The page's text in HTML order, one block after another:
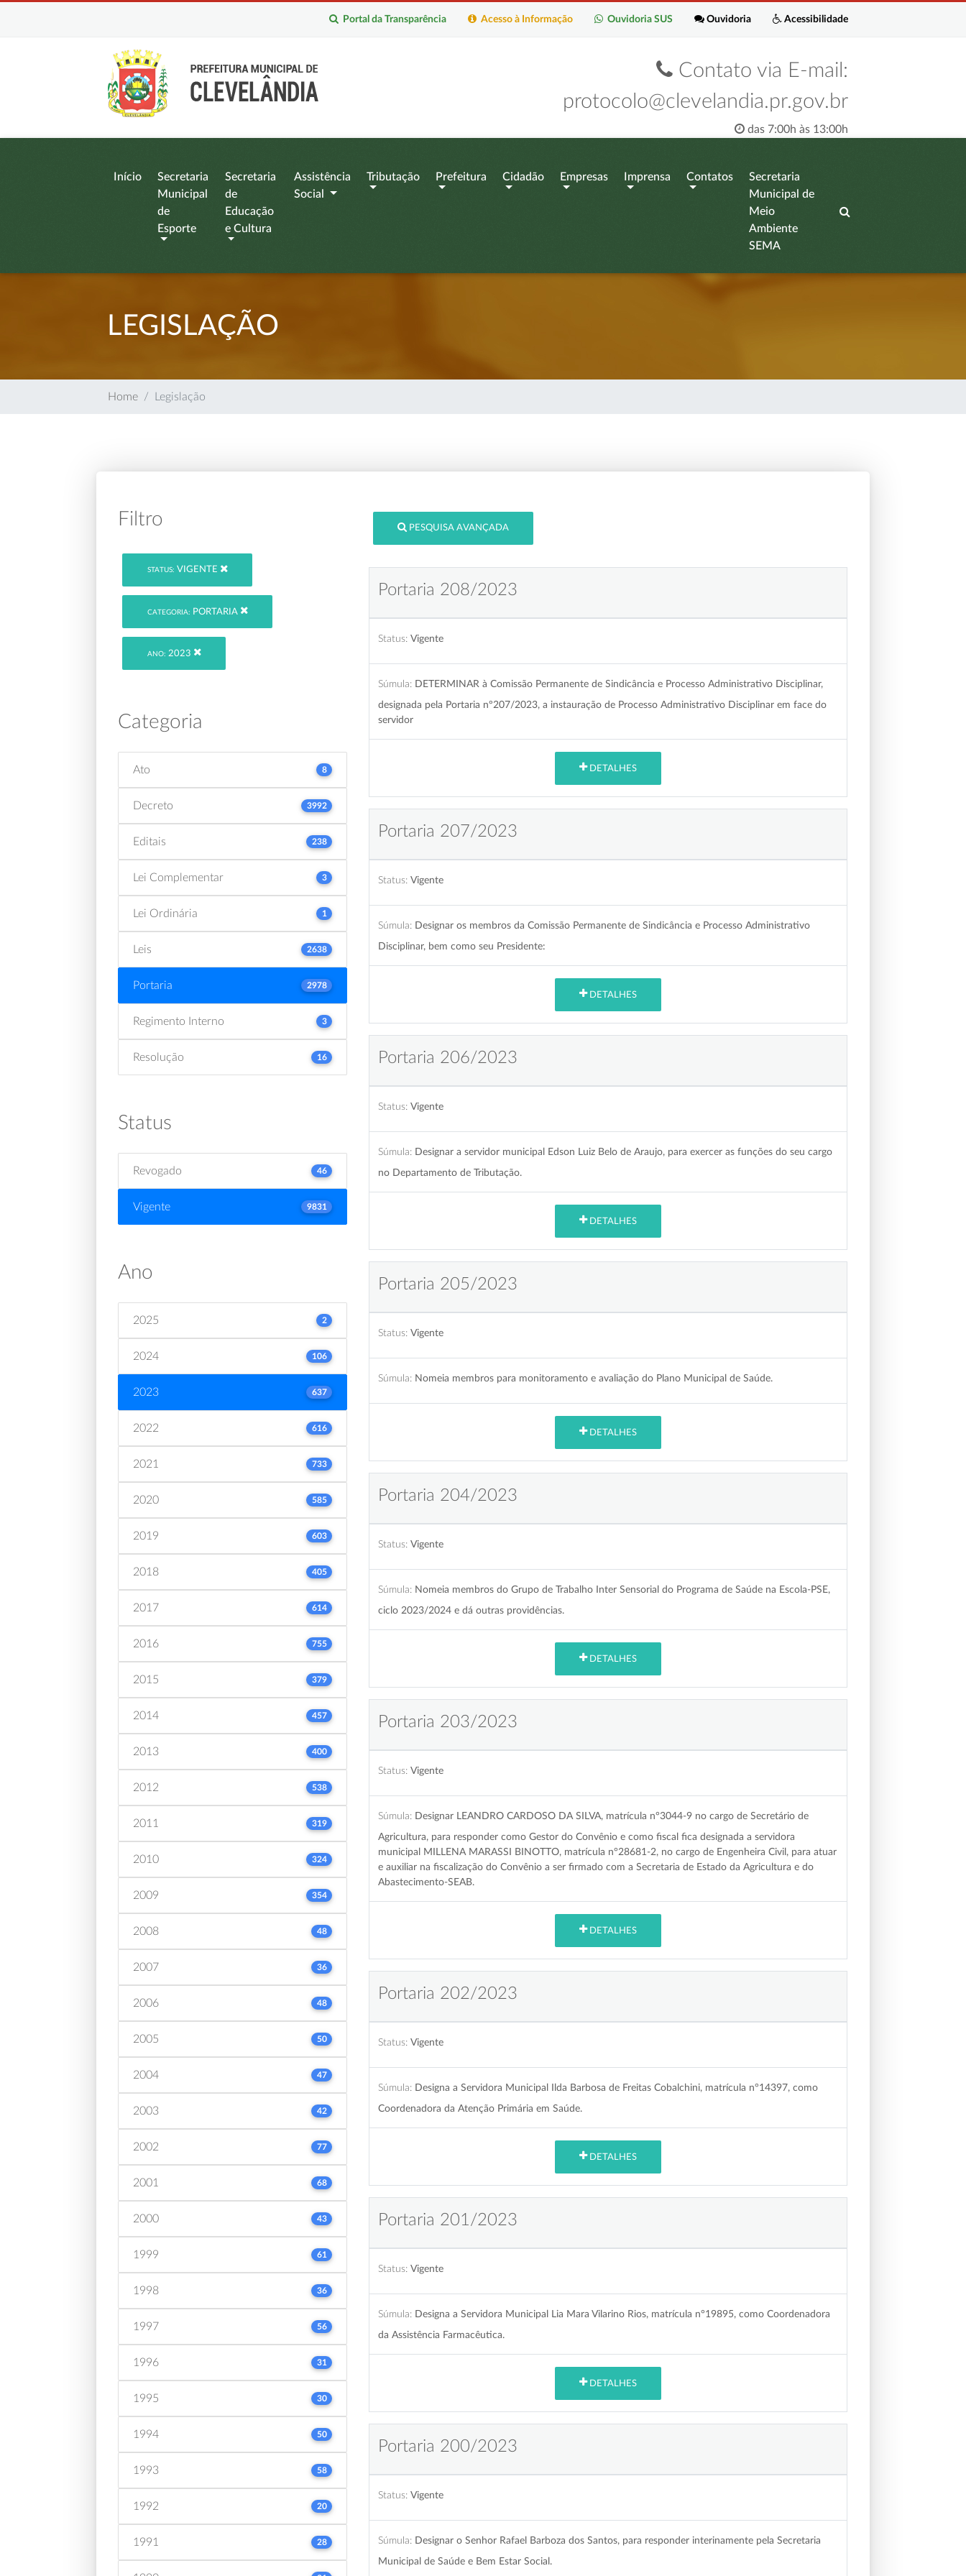
Acessibilidade
Ouvidoria
Ouvidoria SUS
Acesso à Informação
Portal da Transparência
Contato via E-mail:
protocolo@clevelandia.pr.gov.br
das 7:00h às 13:00h
Início
Secretaria
Municipal
de
Esporte
Secretaria
de
Educação
e Cultura
Assistência
Social
Tributação Prefeitura Cidadão Empresas Imprensa Contatos
Secretaria
Municipal de
Meio
Ambiente
SEMA
LEGISLAÇÃO
Home Legislação
Filtro
STATUS: VIGENTE
CATEGORIA: PORTARIA
ANO: 2023
Categoria
Ato 8
Decreto 3992
Editais 238
Lei Complementar 3
Lei Ordinária 1
Leis 2638
Portaria 2978
Regimento Interno 3
Resolução 16
Status
Revogado 46
Vigente 9831
Ano
2025 2
2024 106
2023 637
2022 616
2021 733
2020 585
2019 603
2018 405
2017 614
2016 755
2015 379
2014 457
2013 400
2012 538
2011 319
2010 324
2009 354
2008 48
2007 36
2006 48
2005 50
2004 47
2003 42
2002 77
2001 68
2000 43
1999 61
1998 36
1997 56
1996 31
1995 30
1994 50
1993 58
1992 20
1991 28
PESQUISA AVANÇADA
Portaria 208/2023
Status: Vigente
Súmula: DETERMINAR à Comissão Permanente de Sindicância e Processo Administrativo Disciplinar,
designada pela Portaria nº207/2023, a instauração de Processo Administrativo Disciplinar em face do
servidor
DETALHES
Portaria 207/2023
Status: Vigente
Súmula: Designar os membros da Comissão Permanente de Sindicância e Processo Administrativo
Disciplinar, bem como seu Presidente:
DETALHES
Portaria 206/2023
Status: Vigente
Súmula: Designar a servidor municipal Edson Luiz Belo de Araujo, para exercer as funções do seu cargo
no Departamento de Tributação.
DETALHES
Portaria 205/2023
Status: Vigente
Súmula: Nomeia membros para monitoramento e avaliação do Plano Municipal de Saúde.
DETALHES
Portaria 204/2023
Status: Vigente
Súmula: Nomeia membros do Grupo de Trabalho Inter Sensorial do Programa de Saúde na Escola-PSE,
ciclo 2023/2024 e dá outras providências.
DETALHES
Portaria 203/2023
Status: Vigente
Súmula: Designar LEANDRO CARDOSO DA SILVA, matrícula n°3044-9 no cargo de Secretário de
Agricultura, para responder como Gestor do Convênio e como fiscal fica designada a servidora
municipal MILLENA MARASSI BINOTTO, matrícula n°28681-2, no cargo de Engenheira Civil, para atuar
e auxiliar na fiscalização do Convênio a ser firmado com a Secretaria de Estado da Agricultura e do
Abastecimento-SEAB.
DETALHES
Portaria 202/2023
Status: Vigente
Súmula: Designa a Servidora Municipal Ilda Barbosa de Freitas Cobalchini, matrícula n°14397, como
Coordenadora da Atenção Primária em Saúde.
DETALHES
Portaria 201/2023
Status: Vigente
Súmula: Designa a Servidora Municipal Lia Mara Vilarino Rios, matrícula n°19895, como Coordenadora
da Assistência Farmacêutica.
DETALHES
Portaria 200/2023
Status: Vigente
Súmula: Designar o Senhor Rafael Barboza dos Santos, para responder interinamente pela Secretaria
Municipal de Saúde e Bem Estar Social.